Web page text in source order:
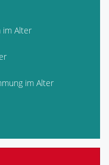
im Alter
im Alter